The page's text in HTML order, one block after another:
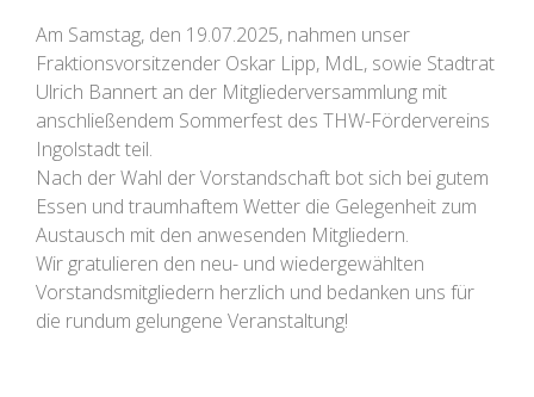
Am Samstag, den 19.07.2025, nahmen unser
Fraktionsvorsitzender Oskar Lipp, MdL, sowie Stadtrat
Ulrich Bannert an der Mitgliederversammlung mit
anschließendem Sommerfest des THW-Fördervereins
Ingolstadt teil.
Nach der Wahl der Vorstandschaft bot sich bei gutem
Essen und traumhaftem Wetter die Gelegenheit zum
Austausch mit den anwesenden Mitgliedern.
Wir gratulieren den neu- und wiedergewählten
Vorstandsmitgliedern herzlich und bedanken uns für
die rundum gelungene Veranstaltung!